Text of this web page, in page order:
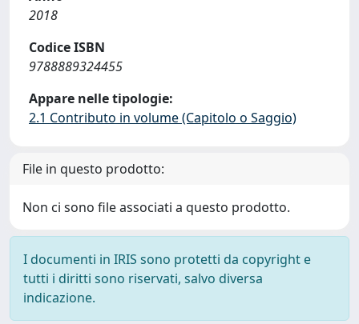
2018
Codice ISBN
9788889324455
Appare nelle tipologie:
2.1 Contributo in volume (Capitolo o Saggio)
File in questo prodotto:
Non ci sono file associati a questo prodotto.
I documenti in IRIS sono protetti da copyright e
tutti i diritti sono riservati, salvo diversa
indicazione.